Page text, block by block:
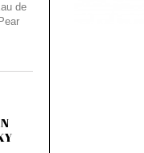
de